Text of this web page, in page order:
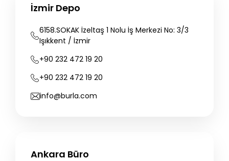
İzmir Depo
6158.SOKAK İzeltaş 1 Nolu İş Merkezi No: 3/3
Işıkkent / İzmir
+90 232 472 19 20
+90 232 472 19 20
info@burla.com
Ankara Büro